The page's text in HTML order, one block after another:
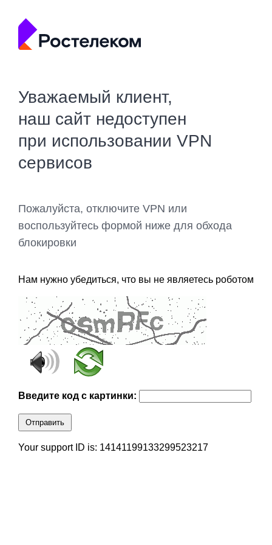
Уважаемый клиент,
наш сайт недоступен
при использовании VPN
сервисов
Пожалуйста, отключите VPN или
воспользуйтесь формой ниже для обхода
блокировки
Нам нужно убедиться, что вы не являетесь роботом
Введите код с картинки:
Отправить
Your support ID is: 14141199133299523217